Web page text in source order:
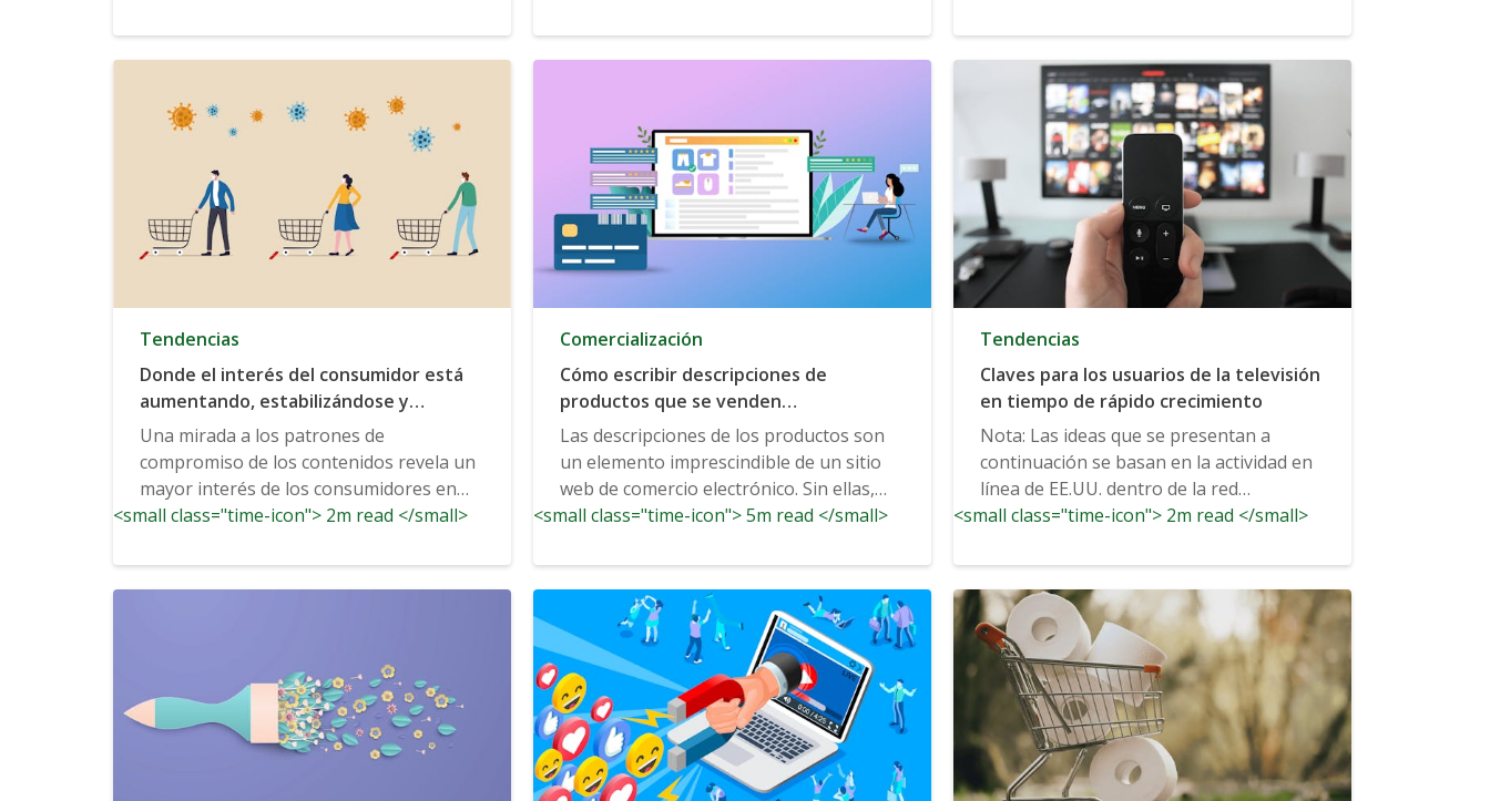
Tendencias
Donde el interés del consumidor está
aumentando, estabilizándose y
retrasándose ahora mismo
Una mirada a los patrones de
compromiso de los contenidos revela un
mayor interés de los consumidores en
algunas categorías que antes...
<small class="time-icon"> 2m read </small>
Comercialización
Cómo escribir descripciones de
productos que se venden
efectivamente: 6 consejos prácticos
Las descripciones de los productos son
un elemento imprescindible de un sitio
web de comercio electrónico. Sin ellas,
sus visitantes no sabrán...
<small class="time-icon"> 5m read </small>
Tendencias
Claves para los usuarios de la televisión
en tiempo de rápido crecimiento
Nota: Las ideas que se presentan a
continuación se basan en la actividad en
línea de EE.UU. dentro de la red
ShareThis, desde febrero...
<small class="time-icon"> 2m read </small>